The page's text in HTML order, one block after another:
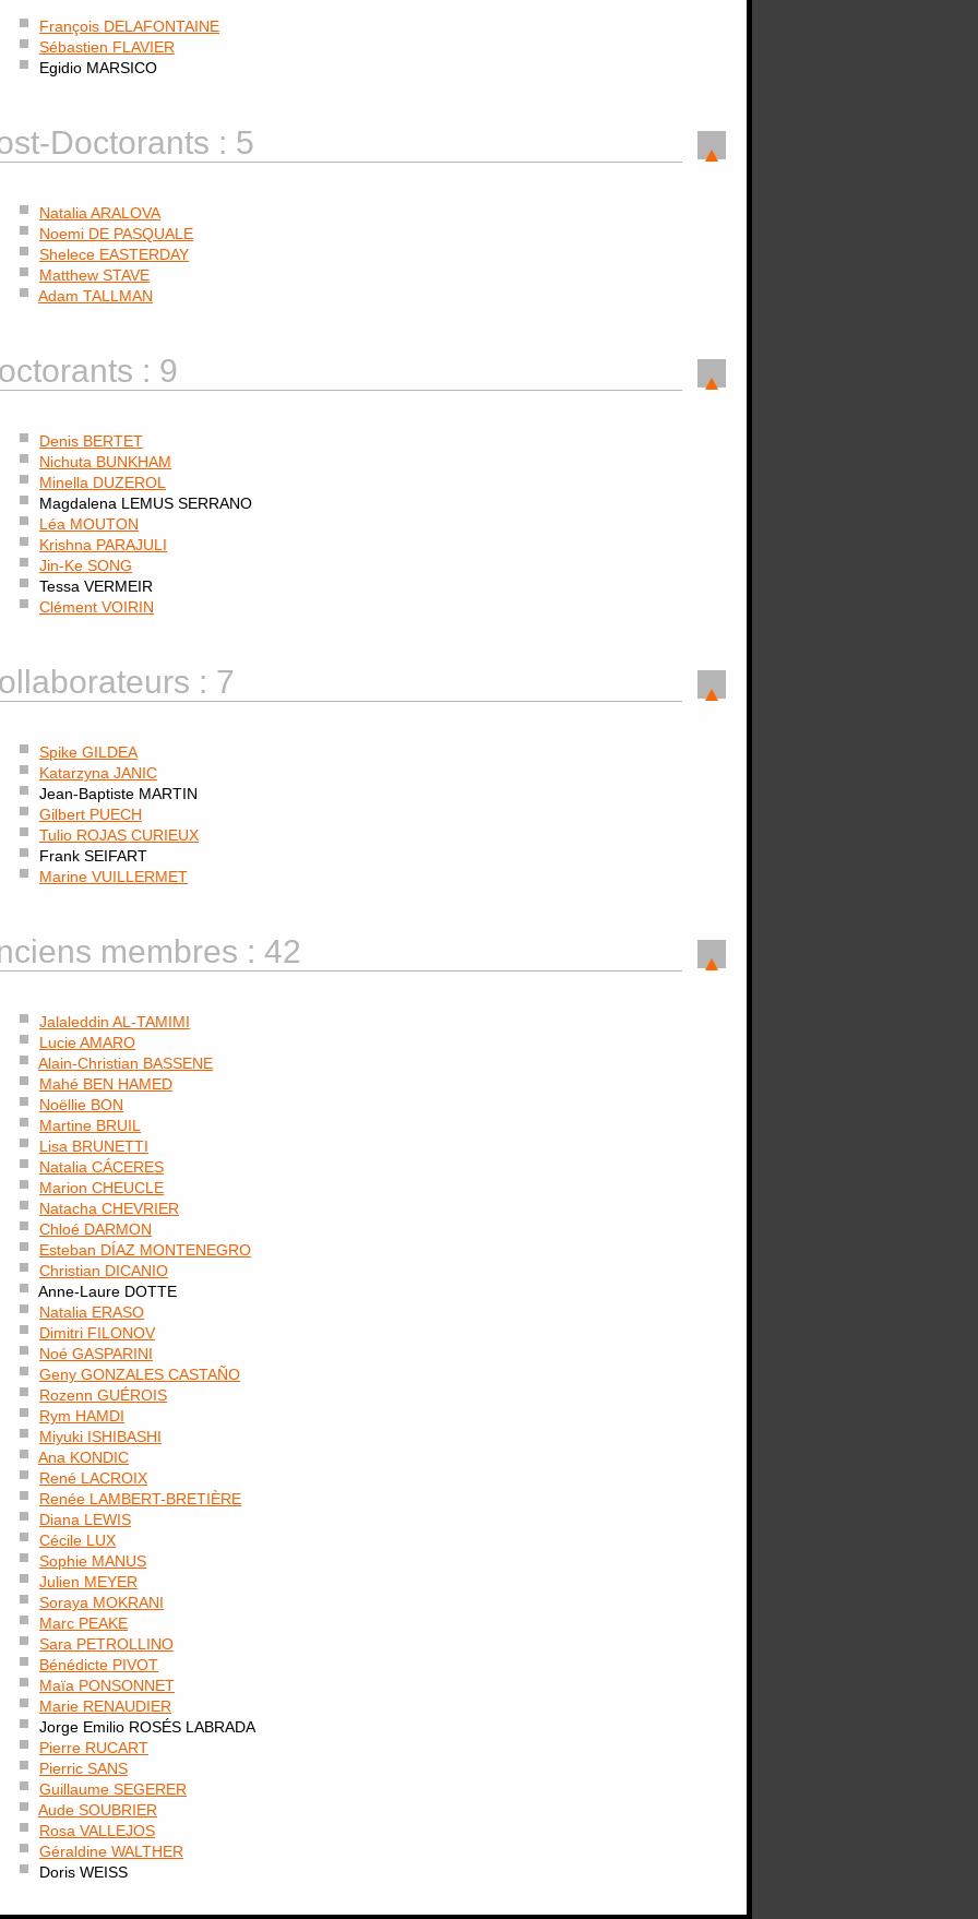
François DELAFONTAINE
Sébastien FLAVIER
Egidio MARSICO
Doctorants : 5
Natalia ARALOVA
Noemi DE PASQUALE
Shelece EASTERDAY
Matthew STAVE
Adam TALLMAN
: 9
Denis BERTET
Nichuta BUNKHAM
Minella DUZEROL
Magdalena LEMUS SERRANO
Léa MOUTON
Krishna PARAJULI
Jin-Ke SONG
Tessa VERMEIR
Clément VOIRIN
: 7
Spike GILDEA
Katarzyna JANIC
Jean-Baptiste MARTIN
Gilbert PUECH
Tulio ROJAS CURIEUX
Frank SEIFART
Marine VUILLERMET
membres : 42
Jalaleddin AL-TAMIMI
Lucie AMARO
Alain-Christian BASSENE
Mahé BEN HAMED
Noëllie BON
Martine BRUIL
Lisa BRUNETTI
Natalia CÁCERES
Marion CHEUCLE
Natacha CHEVRIER
Chloé DARMON
Esteban DÍAZ MONTENEGRO
Christian DICANIO
Anne-Laure DOTTE
Natalia ERASO
Dimitri FILONOV
Noé GASPARINI
Geny GONZALES CASTAÑO
Rozenn GUÉROIS
Rym HAMDI
Miyuki ISHIBASHI
Ana KONDIC
René LACROIX
Renée LAMBERT-BRETIÈRE
Diana LEWIS
Cécile LUX
Sophie MANUS
Julien MEYER
Soraya MOKRANI
Marc PEAKE
Sara PETROLLINO
Bénédicte PIVOT
Maïa PONSONNET
Marie RENAUDIER
Jorge Emilio ROSÉS LABRADA
Pierre RUCART
Pierric SANS
Guillaume SEGERER
Aude SOUBRIER
Rosa VALLEJOS
Géraldine WALTHER
Doris WEISS